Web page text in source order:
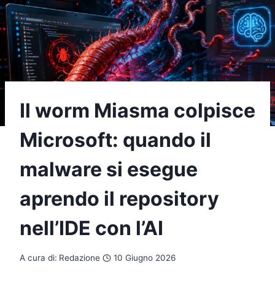
Il worm Miasma colpisce
Microsoft: quando il
malware si esegue
aprendo il repository
nell’IDE con l’AI
A cura di: Redazione 10 Giugno 2026